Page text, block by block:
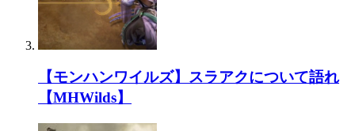
【モンハンワイルズ】スラアクについて語れ
【MHWilds】